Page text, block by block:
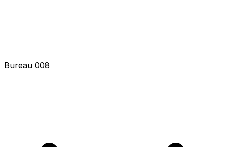
Bureau 010